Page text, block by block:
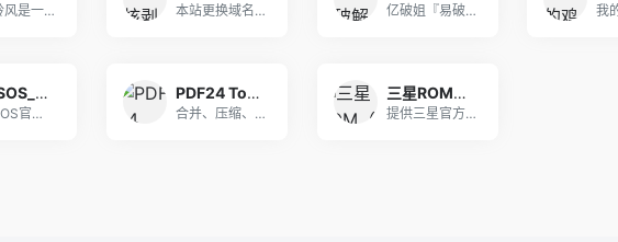
夜雨聆风是一个不以营利为目的de资源博客,提供各 本站更换域名为https://www.ghxi. 亿破姐『易破解』网站专注无流氓绿色软件分享、游戏
软件SOS_玩机手册，软件安装管家_软件激活工具下载
软件SOS官方网站,整合软件安装教程：Offic
PDF24 Tools: 免费且易于使用的在线PDF工具
合并、压缩、创建、编辑和转换PDF文件的免费在线
三星ROM（刷机包）
提供三星官方刷机包、刷机方法、国行与港版互刷方法